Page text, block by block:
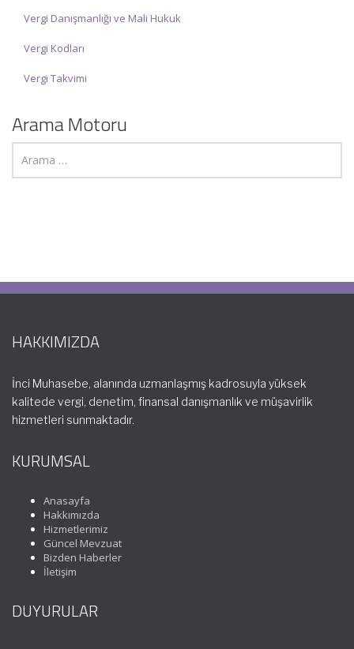
Vergi Danışmanlığı ve Mali Hukuk
Vergi Kodları
Vergi Takvimi
Arama Motoru
HAKKIMIZDA
İnci Muhasebe, alanında uzmanlaşmış kadrosuyla yüksek
kalitede vergi, denetim, finansal danışmanlık ve müşavirlik
hizmetleri sunmaktadır.
KURUMSAL
Anasayfa
Hakkımızda
Hizmetlerimiz
Güncel Mevzuat
Bizden Haberler
İletişim
DUYURULAR